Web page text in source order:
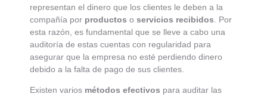
representan el dinero que los clientes le deben a la
compañía por productos o servicios recibidos . Por
esta razón, es fundamental que se lleve a cabo una
auditoría de estas cuentas con regularidad para
asegurar que la empresa no esté perdiendo dinero
debido a la falta de pago de sus clientes.
Existen varios métodos efectivos para auditar las